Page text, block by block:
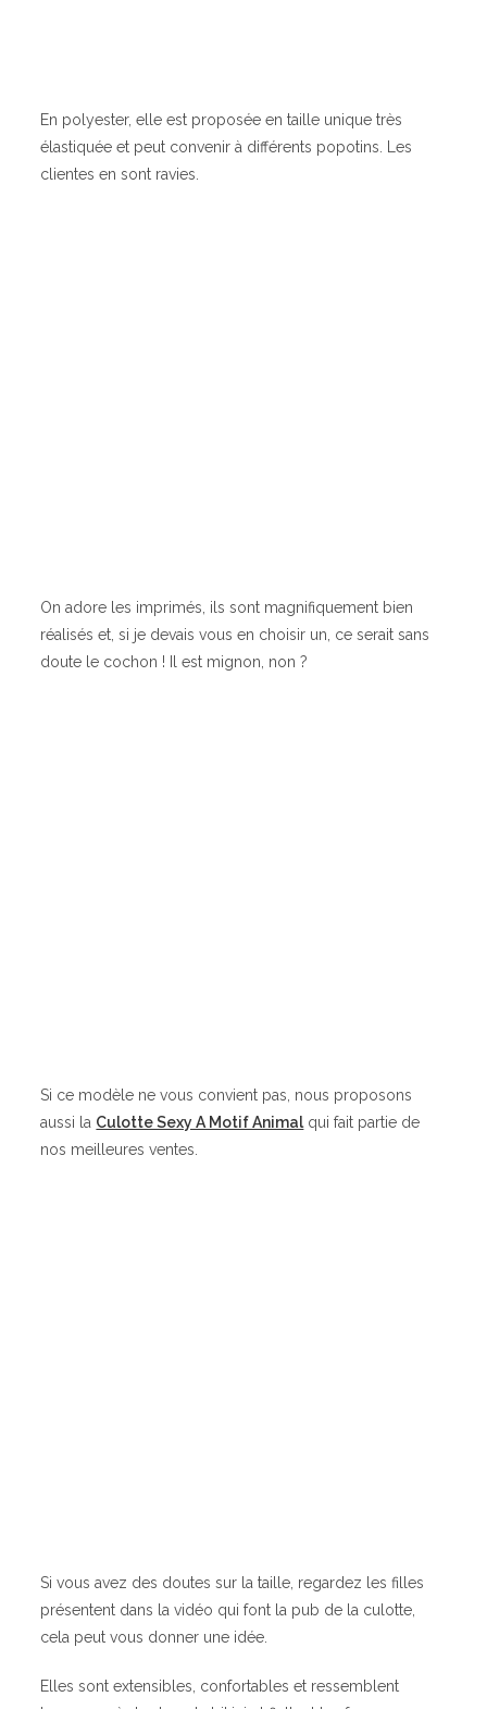
En polyester, elle est proposée en taille unique très
élastiquée et peut convenir à différents popotins. Les
clientes en sont ravies.
On adore les imprimés, ils sont magnifiquement bien
réalisés et, si je devais vous en choisir un, ce serait sans
doute le cochon ! Il est mignon, non ?
Si ce modèle ne vous convient pas, nous proposons
aussi la Culotte Sexy A Motif Animal qui fait partie de
nos meilleures ventes.
Si vous avez des doutes sur la taille, regardez les filles
présentent dans la vidéo qui font la pub de la culotte,
cela peut vous donner une idée.
Elles sont extensibles, confortables et ressemblent